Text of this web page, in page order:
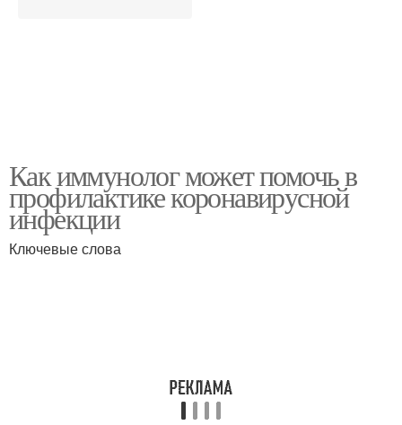
Как иммунолог может помочь в
профилактике коронавирусной
инфекции
Ключевые слова